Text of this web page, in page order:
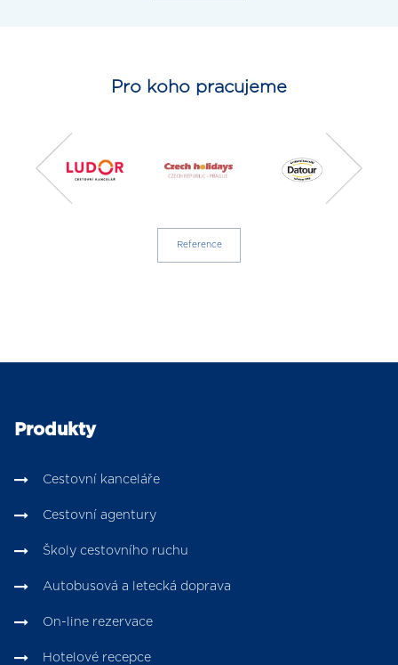
Pro koho pracujeme
Reference
Produkty
Cestovní kanceláře
Cestovní agentury
Školy cestovního ruchu
Autobusová a letecká doprava
On-line rezervace
Hotelové recepce